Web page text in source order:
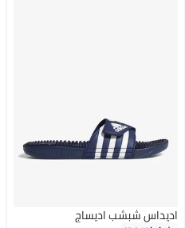
اديداس شبشب اديساج